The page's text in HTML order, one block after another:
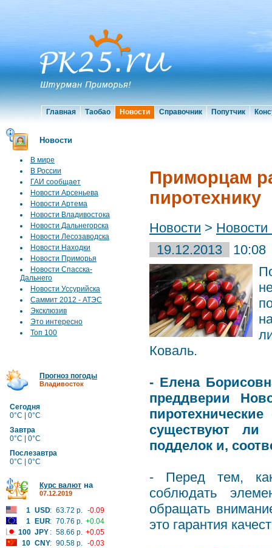
Главная Таобао Новости Справочник Попутчик
Новости
В мире
В России
ГАИ сообщает
Новости Арсеньева
Новости Артема
Новости Владивостока
Новости Дальнегорска
Новости Лесозаводска
Новости Находки
Новости Приморья
Новости Спасска-
Дальнего
Новости Уссурийска
Саммит 2012 - АТЭС
Эксклюзив
Это интересно
Топ 100
Прогноз погоды
Владивосток
Сегодня
0°C | 0°C
Завтра
0°C | 0°C
Послезавтра
0°C | 0°C
Курс валют на
07.12.2019
1 USD: 63.72 р. -0.09
1
EUR: 70.76 р. +0.04
100 JPY : 58.66 р. +0.05
10 CNY: 90.58 р. -0.03
Приморцам
пиротехнику
Новости >
19.12.2013
10:08
Коваль.
- Елена
преддверии
существуют ли
подделок и,
- Перед тем, как
соблюдать
обращать
это гарантия